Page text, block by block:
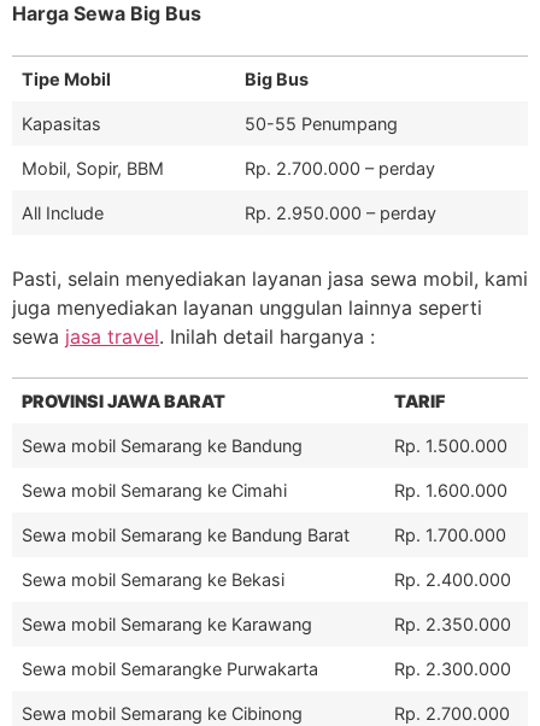
Harga Sewa Big Bus
Tipe Mobil Big Bus
Kapasitas 50-55 Penumpang
Mobil, Sopir, BBM Rp. 2.700.000 – perday
All Include Rp. 2.950.000 – perday
Pasti, selain menyediakan layanan jasa sewa mobil, kami
juga menyediakan layanan unggulan lainnya seperti
sewa jasa travel. Inilah detail harganya :
PROVINSI JAWA BARAT TARIF
Sewa mobil Semarang ke Bandung Rp. 1.500.000
Sewa mobil Semarang ke Cimahi Rp. 1.600.000
Sewa mobil Semarang ke Bandung Barat Rp. 1.700.000
Sewa mobil Semarang ke Bekasi Rp. 2.400.000
Sewa mobil Semarang ke Karawang Rp. 2.350.000
Sewa mobil Semarangke Purwakarta Rp. 2.300.000
Sewa mobil Semarang ke Cibinong Rp. 2.700.000